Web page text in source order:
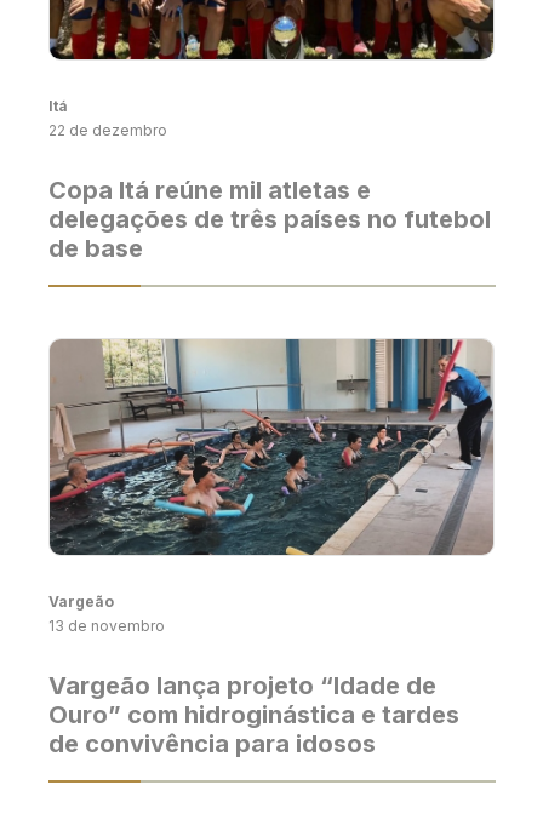
Itá
22 de dezembro
Copa Itá reúne mil atletas e
delegações de três países no futebol
de base
Vargeão
13 de novembro
Vargeão lança projeto “Idade de
Ouro” com hidroginástica e tardes
de convivência para idosos